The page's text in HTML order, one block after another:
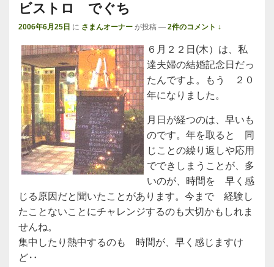
ビストロ でぐち
2006年6月25日 に さまんオーナー が投稿 — 2件のコメント ↓
６月２２日(木）は、私
達夫婦の結婚記念日だっ
たんですよ。もう ２０
年になりました。
月日が経つのは、早いも
のです。年を取ると 同
じことの繰り返しや応用
でできしまうことが、多
いのが、時間を 早く感
じる原因だと聞いたことがあります。今まで 経験し
たことないことにチャレンジするのも大切かもしれま
せんね。
集中したり熱中するのも 時間が、早く感じますけ
ど‥